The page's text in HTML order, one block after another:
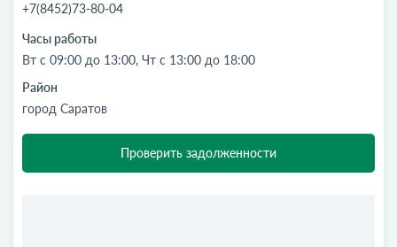
+7(8452)73-80-04
Часы работы
Вт с 09:00 до 13:00, Чт с 13:00 до 18:00
Район
город Саратов
Проверить задолженности